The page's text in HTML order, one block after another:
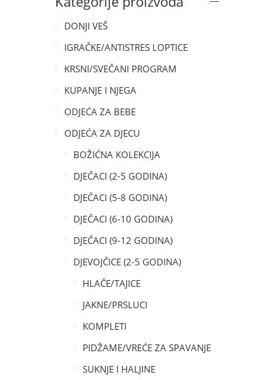
DONJI VEŠ
IGRAČKE/ANTISTRES LOPTICE
KRSNI/SVEČANI PROGRAM
KUPANJE I NJEGA
ODJEĆA ZA BEBE
ODJEĆA ZA DJECU
BOŽIĆNA KOLEKCIJA
DJEČACI (2-5 GODINA)
DJEČACI (5-8 GODINA)
DJEČACI (6-10 GODINA)
DJEČACI (9-12 GODINA)
DJEVOJČICE (2-5 GODINA)
HLAČE/TAJICE
JAKNE/PRSLUCI
KOMPLETI
PIDŽAME/VREĆE ZA SPAVANJE
SUKNJE I HALJINE